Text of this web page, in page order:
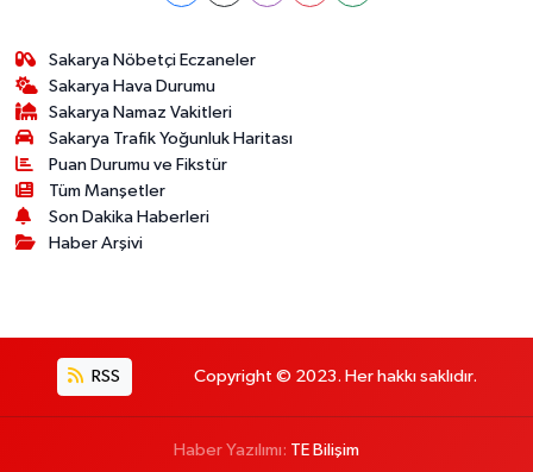
Sakarya Nöbetçi Eczaneler
Sakarya Hava Durumu
Sakarya Namaz Vakitleri
Sakarya Trafik Yoğunluk Haritası
Puan Durumu ve Fikstür
Tüm Manşetler
Son Dakika Haberleri
Haber Arşivi
RSS Copyright © 2023. Her hakkı saklıdır.
Haber Yazılımı: TE Bilişim